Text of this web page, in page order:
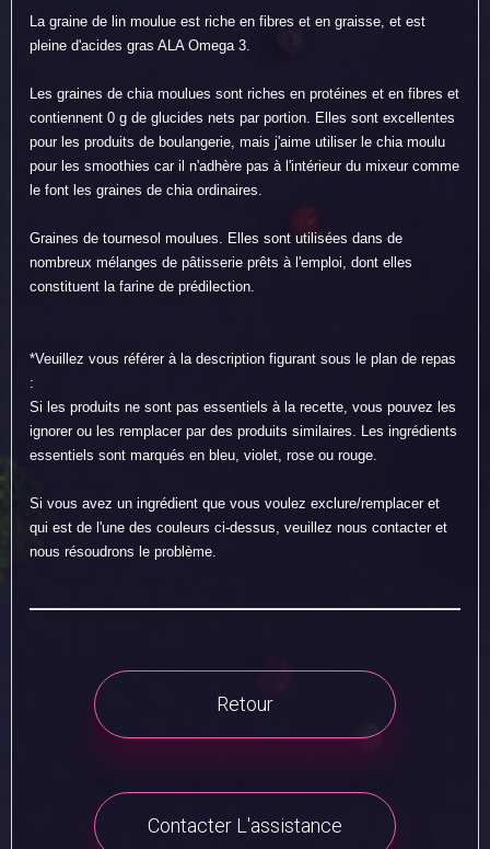
La graine de lin moulue est riche en fibres et en graisse, et est
pleine d'acides gras ALA Omega 3.
Les graines de chia moulues sont riches en protéines et en fibres et
contiennent 0 g de glucides nets par portion. Elles sont excellentes
pour les produits de boulangerie, mais j'aime utiliser le chia moulu
pour les smoothies car il n'adhère pas à l'intérieur du mixeur comme
le font les graines de chia ordinaires.
Graines de tournesol moulues. Elles sont utilisées dans de
nombreux mélanges de pâtisserie prêts à l'emploi, dont elles
constituent la farine de prédilection.
*Veuillez vous référer à la description figurant sous le plan de repas
:
Si les produits ne sont pas essentiels à la recette, vous pouvez les
ignorer ou les remplacer par des produits similaires. Les ingrédients
essentiels sont marqués en bleu, violet, rose ou rouge.
Si vous avez un ingrédient que vous voulez exclure/remplacer et
qui est de l'une des couleurs ci-dessus, veuillez nous contacter et
nous résoudrons le problème.
Retour
Contacter L'assistance